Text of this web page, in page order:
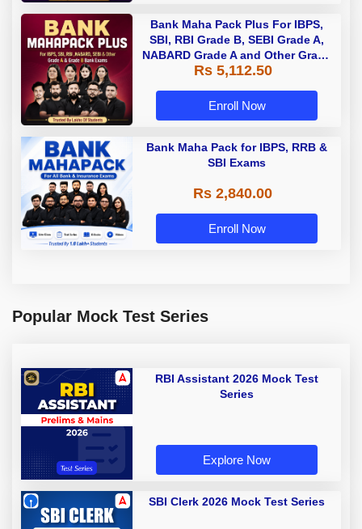
Bank Maha Pack Plus For IBPS,
SBI, RBI Grade B, SEBI Grade A,
NABARD Grade A and Other Grade
A & Grade B Bank Exams
Rs 5,112.50
Enroll Now
Bank Maha Pack for IBPS, RRB &
SBI Exams
Rs 2,840.00
Enroll Now
Popular Mock Test Series
RBI Assistant 2026 Mock Test
Series
Explore Now
SBI Clerk 2026 Mock Test Series